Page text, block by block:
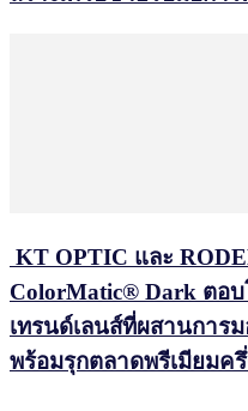
KT OPTIC และ
ColorMatic® Dark ตอ
เทรนด์เลนส์ที่ผสานการ
พร้อมรุกตลาดพรีเมียมค